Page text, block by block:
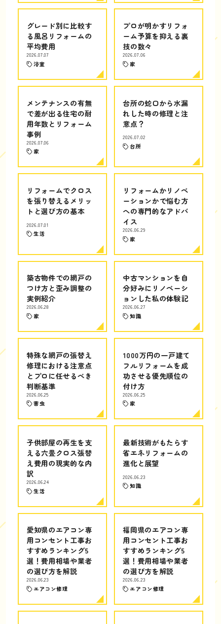
グレード別に比較す
る風呂リフォームの
平均費用
2026.07.07
浴室
プロが明かすリフォ
ーム予算を抑える裏
技の数々
2026.07.06
家
メンテナンスの有無
で差が出る住宅の耐
用年数とリフォーム
事例
2026.07.06
家
台所の蛇口から水漏
れした時の修理と注
意点？
2026.07.02
台所
リフォームでクロス
を張り替えるメリッ
トと選び方の基本
2026.07.01
生活
リフォームかリノベ
ーションかで悩む方
への専門的なアドバ
イス
2026.06.29
家
築古物件での網戸の
つけ方と歪み調整の
実例紹介
2026.06.28
家
中古マンションを自
分好みにリノベーシ
ョンした私の体験記
2026.06.27
知識
特殊な網戸の張替え
修理における注意点
とプロに任せるべき
判断基準
2026.06.25
害虫
1000万円の一戸建て
フルリフォームを成
功させる優先順位の
付け方
2026.06.25
家
子供部屋の再生を支
える六畳クロス張替
え費用の現実的な内
訳
2026.06.24
生活
最新技術がもたらす
省エネリフォームの
進化と展望
2026.06.23
知識
愛知県のエアコン専
用コンセント工事お
すすめランキング5
選！費用相場や業者
の選び方を解説
2026.06.23
エアコン修理
福岡県のエアコン専
用コンセント工事お
すすめランキング5
選！費用相場や業者
の選び方を解説
2026.06.23
エアコン修理